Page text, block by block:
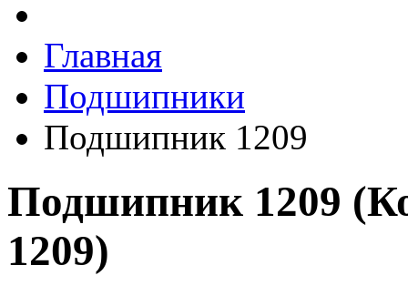
Ивантеевка, подшипники, пневматика, метизы, техника,
Главная
Подшипники
Подшипник 1209
Подшипник 1209
1209)